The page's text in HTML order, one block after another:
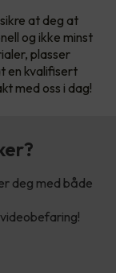
at deg at
og ikke minst
plasser
en kvalifisert
med oss i dag!
deg med både